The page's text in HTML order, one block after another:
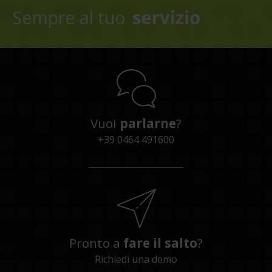
Sempre al tuo
Vuoi parlarne?
+39 0464 491600
Pronto a fare il salto?
Richiedi una demo